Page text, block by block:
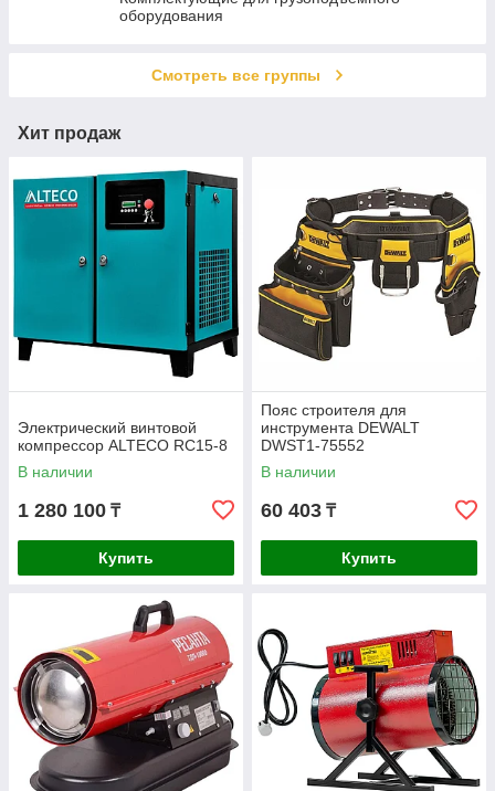
Пневмоножницы и пилы
Пневматические лобзики
оборудования
Смотреть все группы
Хит продаж
Электрический винтовой
компрессор ALTECO RC15-8
В наличии
1 280 100 ₸
Купить
Пояс строителя для
инструмента DEWALT
DWST1-75552
В наличии
60 403 ₸
Купить